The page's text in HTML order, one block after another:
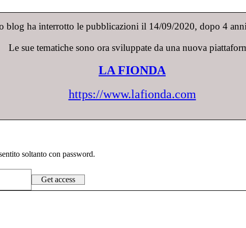
blog ha interrotto le pubblicazioni il 14/09/2020, dopo 4
Le sue tematiche sono ora sviluppate da una nuova
LA FIONDA
https://www.lafionda.com
soltanto con password.